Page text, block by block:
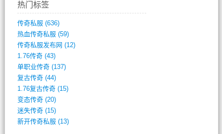
热门标签
传奇私服 (636)
热血传奇私服 (59)
传奇私服发布网 (12)
1.76传奇(43)
单职业传奇(137)
复古传奇(44)
1.76复古传奇(15)
变态传奇(20)
迷失传奇(15)
新开传奇私服 (13)